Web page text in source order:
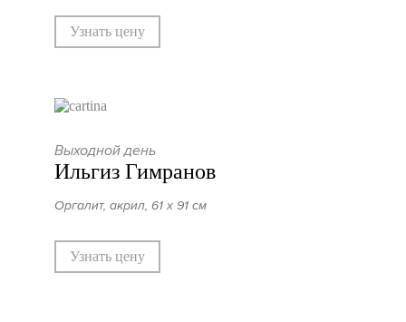
Узнать цену
Выходной день
Ильгиз Гимранов
Оргалит, акрил, 61 х 91 см
Узнать цену